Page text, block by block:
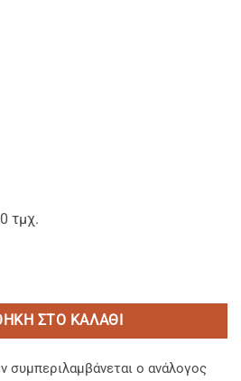
τμχ.
Πούδρα MDR / PPE III - Large
ΣΤΟ ΚΑΛΆΘΙ
συμπεριλαμβάνεται ο ανάλογος